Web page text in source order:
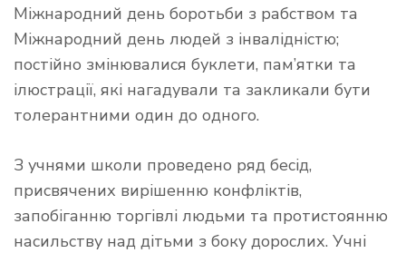
Міжнародний день боротьби з рабством та
Міжнародний день людей з інвалідністю;
постійно змінювалися буклети, пам’ятки та
ілюстрації, які нагадували та закликали бути
толерантними один до одного.
З учнями школи проведено ряд бесід,
присвячених вирішенню конфліктів,
запобіганню торгівлі людьми та протистоянню
насильству над дітьми з боку дорослих. Учні